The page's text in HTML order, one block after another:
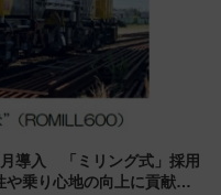
導入 「ミリング式」採用
乗り心地の向上に貢献す